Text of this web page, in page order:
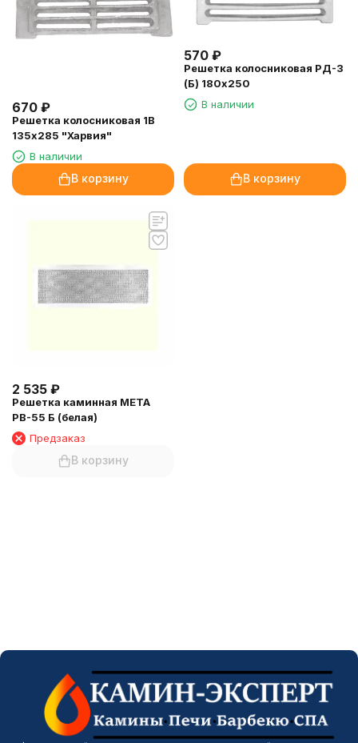
670 ₽
Решетка колосниковая 1В
135х285 "Харвия"
В наличии
В корзину
570 ₽
Решетка колосниковая РД-3
(Б) 180х250
В наличии
В корзину
2 535 ₽
Решетка каминная МЕТА
РВ-55 Б (белая)
Предзаказ
В корзину